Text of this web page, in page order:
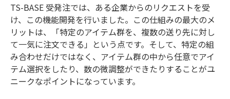
TS-BASE 受発注では、ある企業からのリクエストを受
け、この機能開発を行いました。この仕組みの最大のメ
リットは、「特定のアイテム群を、複数の送り先に対し
て一気に注文できる」という点です。そして、特定の組
み合わせだけではなく、アイテム群の中から任意でアイ
テム選択をしたり、数の微調整ができたりすることがユ
ニークなポイントになっています。